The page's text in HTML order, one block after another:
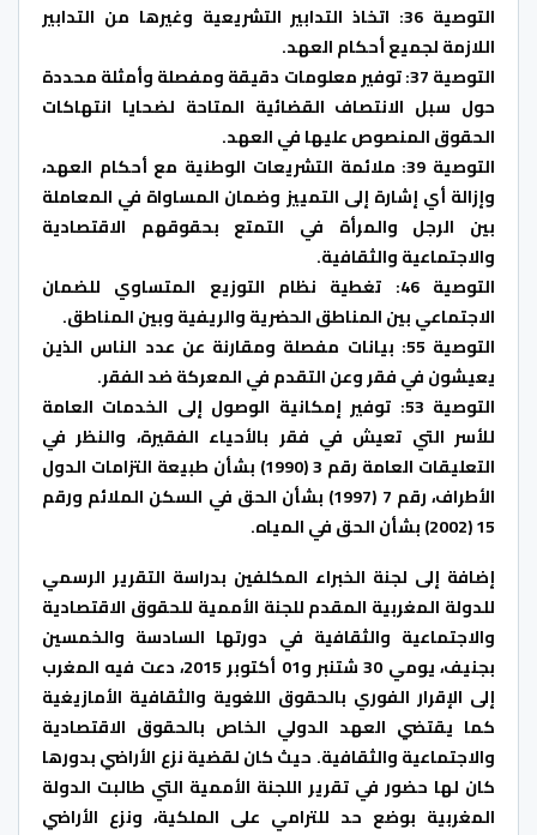
التوصية 36: اتخاذ التدابير التشريعية وغيرها من التدابير
اللازمة لجميع أحكام العهد.
التوصية 37: توفير معلومات دقيقة ومفصلة وأمثلة محددة
حول سبل الانتصاف القضائية المتاحة لضحايا انتهاكات
الحقوق المنصوص عليها في العهد.
التوصية 39: ملائمة التشريعات الوطنية مع أحكام العهد،
وإزالة أي إشارة إلى التمييز وضمان المساواة في المعاملة
بين الرجل والمرأة في التمتع بحقوقهم الاقتصادية
والاجتماعية والثقافية.
التوصية 46: تغطية نظام التوزيع المتساوي للضمان
الاجتماعي بين المناطق الحضرية والريفية وبين المناطق.
التوصية 55: بيانات مفصلة ومقارنة عن عدد الناس الذين
يعيشون في فقر وعن التقدم في المعركة ضد الفقر.
التوصية 53: توفير إمكانية الوصول إلى الخدمات العامة
للأسر التي تعيش في فقر بالأحياء الفقيرة، والنظر في
التعليقات العامة رقم 3 (1990) بشأن طبيعة التزامات الدول
الأطراف، رقم 7 (1997) بشأن الحق في السكن الملائم ورقم
15 (2002) بشأن الحق في المياه.
إضافة إلى لجنة الخبراء المكلفين بدراسة التقرير الرسمي
للدولة المغربية المقدم للجنة الأممية للحقوق الاقتصادية
والاجتماعية والثقافية في دورتها السادسة والخمسين
بجنيف، يومي 30 شتنبر و01 أكتوبر 2015، دعت فيه المغرب
إلى الإقرار الفوري بالحقوق اللغوية والثقافية الأمازيغية
كما يقتضي العهد الدولي الخاص بالحقوق الاقتصادية
والاجتماعية والثقافية. حيث كان لقضية نزع الأراضي بدورها
كان لها حضور في تقرير اللجنة الأممية التي طالبت الدولة
المغربية بوضع حد للترامي على الملكية، ونزع الأراضي